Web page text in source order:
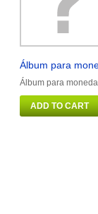
Álbum para
Álbum para
ADD TO CART